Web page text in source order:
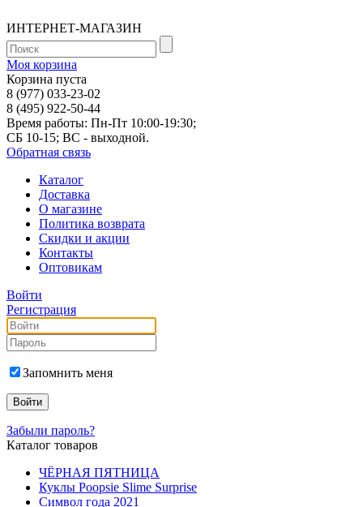
ИНТЕРНЕТ-МАГАЗИН
Моя корзина
Корзина пуста
8 (977) 033-23-02
8 (495) 922-50-44
Время работы: Пн-Пт 10:00-19:30;
СБ 10-15; ВС - выходной.
Обратная связь
Каталог
Доставка
О магазине
Политика возврата
Скидки и акции
Контакты
Оптовикам
Войти
Регистрация
Запомнить меня
Забыли пароль?
Каталог товаров
ЧЁРНАЯ ПЯТНИЦА
Куклы Poopsie Slime Surprise
Символ года 2021